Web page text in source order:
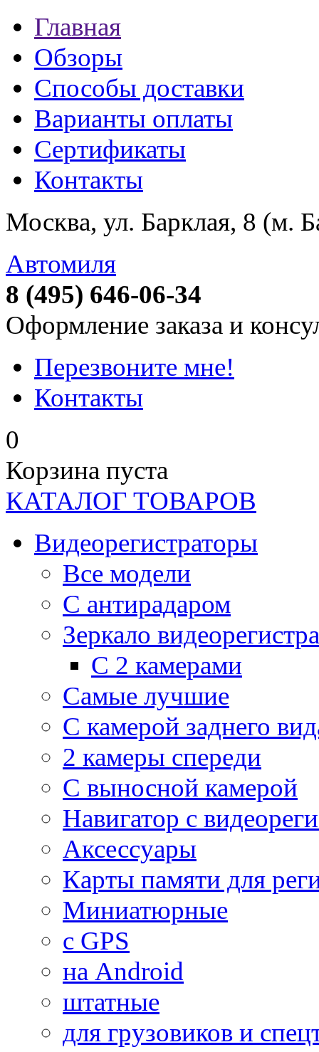
Главная
Обзоры
Способы доставки
Варианты оплаты
Сертификаты
Контакты
Москва, ул. Барклая, 8 (м.
Автомиля
8 (495) 646-06-34
Оформление заказа и
Перезвоните мне!
Контакты
0
Корзина пуста
КАТАЛОГ ТОВАРОВ
Видеорегистраторы
Все модели
C антирадаром
Зеркало
С 2 камерами
Самые лучшие
С камерой заднего
2 камеры спереди
С выносной камерой
Навигатор с
Аксессуары
Карты памяти для
Миниатюрные
с GPS
на Android
штатные
для грузовиков и